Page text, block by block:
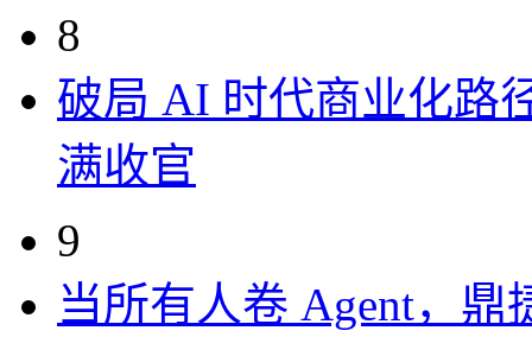
8
破局 AI 时代商业化路
满收官
9
当所有人卷 Agent，